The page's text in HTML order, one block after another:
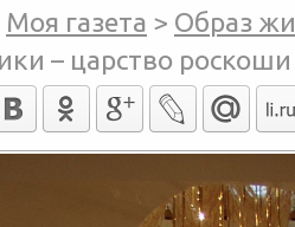
Моя газета > Образ
– царство